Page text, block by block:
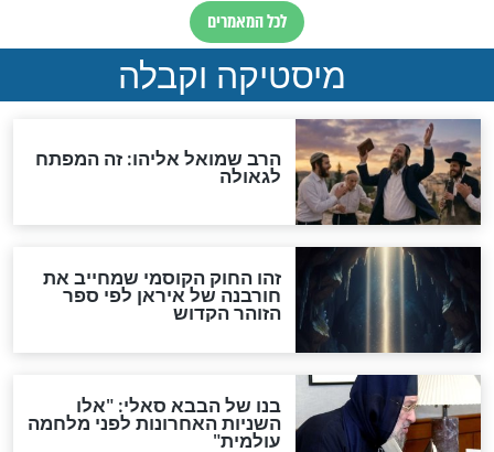
אחרית הימים
האם אפשר לחשב את הקץ?
מה יהיה בימות המשיח?